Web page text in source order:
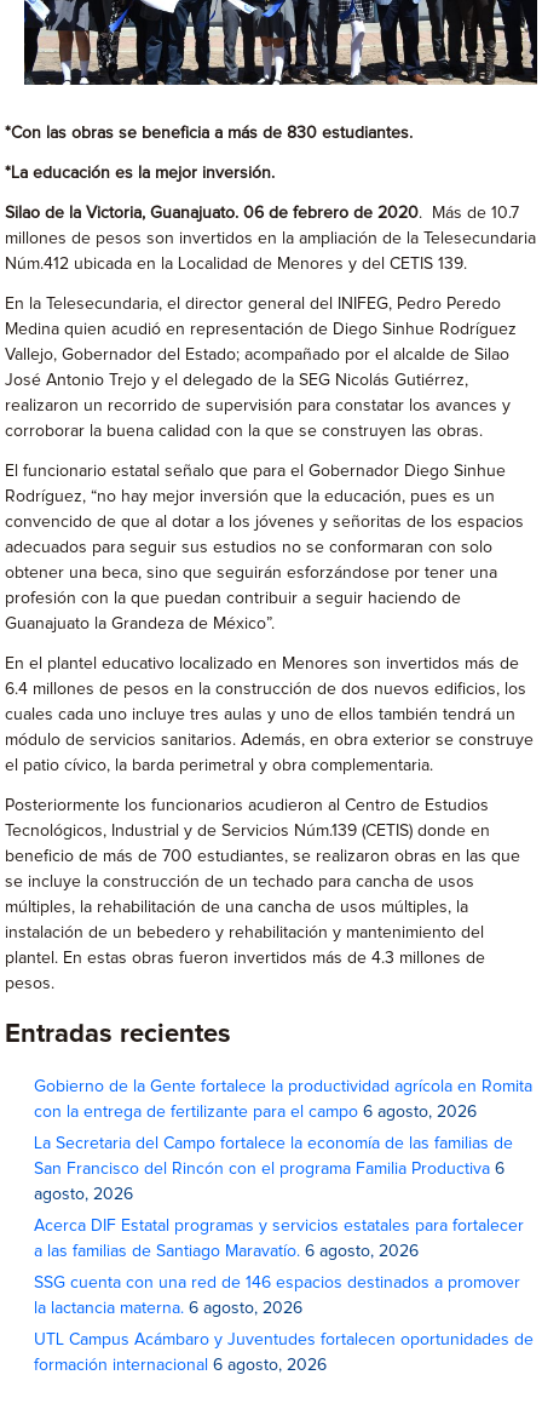
*Con las obras se beneficia a más de 830 estudiantes.
*La educación es la mejor inversión.
Silao de la Victoria, Guanajuato. 06 de febrero de 2020. Más de 10.7
millones de pesos son invertidos en la ampliación de la Telesecundaria
Núm.412 ubicada en la Localidad de Menores y del CETIS 139.
En la Telesecundaria, el director general del INIFEG, Pedro Peredo
Medina quien acudió en representación de Diego Sinhue Rodríguez
Vallejo, Gobernador del Estado; acompañado por el alcalde de Silao
José Antonio Trejo y el delegado de la SEG Nicolás Gutiérrez,
realizaron un recorrido de supervisión para constatar los avances y
corroborar la buena calidad con la que se construyen las obras.
El funcionario estatal señalo que para el Gobernador Diego Sinhue
Rodríguez, “no hay mejor inversión que la educación, pues es un
convencido de que al dotar a los jóvenes y señoritas de los espacios
adecuados para seguir sus estudios no se conformaran con solo
obtener una beca, sino que seguirán esforzándose por tener una
profesión con la que puedan contribuir a seguir haciendo de
Guanajuato la Grandeza de México”.
En el plantel educativo localizado en Menores son invertidos más de
6.4 millones de pesos en la construcción de dos nuevos edificios, los
cuales cada uno incluye tres aulas y uno de ellos también tendrá un
módulo de servicios sanitarios. Además, en obra exterior se construye
el patio cívico, la barda perimetral y obra complementaria.
Posteriormente los funcionarios acudieron al Centro de Estudios
Tecnológicos, Industrial y de Servicios Núm.139 (CETIS) donde en
beneficio de más de 700 estudiantes, se realizaron obras en las que
se incluye la construcción de un techado para cancha de usos
múltiples, la rehabilitación de una cancha de usos múltiples, la
instalación de un bebedero y rehabilitación y mantenimiento del
plantel. En estas obras fueron invertidos más de 4.3 millones de
pesos.
Entradas recientes
Gobierno de la Gente fortalece la productividad agrícola en Romita
con la entrega de fertilizante para el campo 6 agosto, 2026
La Secretaria del Campo fortalece la economía de las familias de
San Francisco del Rincón con el programa Familia Productiva 6
agosto, 2026
Acerca DIF Estatal programas y servicios estatales para fortalecer
a las familias de Santiago Maravatío. 6 agosto, 2026
SSG cuenta con una red de 146 espacios destinados a promover
la lactancia materna. 6 agosto, 2026
UTL Campus Acámbaro y Juventudes fortalecen oportunidades de
formación internacional 6 agosto, 2026